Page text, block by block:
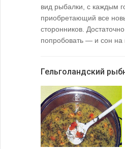
вид рыбалки, с каждым
приобретающий все
сторонников.
попробовать — и сон на
Гельголандский